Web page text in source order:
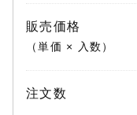
販売価格
（単価 × 入数）
注文数